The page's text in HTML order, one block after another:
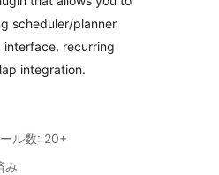
scheduler/planner
recurring
integration.
ル数: 20+
み